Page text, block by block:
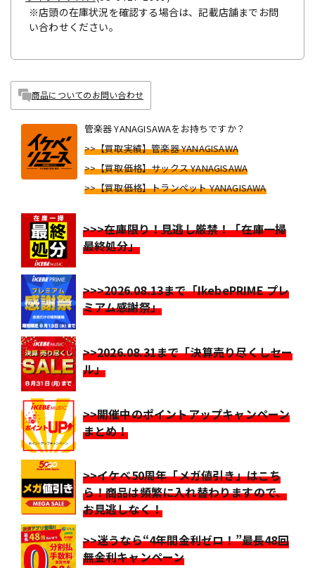
※店頭の在庫状況を確認する場合は、記載店舗までお問
い合わせください。
商品についてのお問い合わせ
管楽器 YANAGISAWAをお持ちですか？
>>【買取実績】管楽器 YANAGISAWA
>>【買取価格】サックス YANAGISAWA
>>【買取価格】トランペット YANAGISAWA
>>>在庫限り！見逃し厳禁！「在庫一掃
最終処分」
>>>2026.08.13まで「IkebePRIME プレ
ミアム感謝祭」
>>2026.08.31まで「決算売り尽くしセー
ル」
>>開催中のポイントアップキャンペーン
まとめ！
>>イケベ50周年「メガ値引き」はこち
ら！商品は頻繁に入れ替わりますので、
お見逃しなく！
>>迷うなら“4年間金利ゼロ！”最長48回
無金利キャンペーン